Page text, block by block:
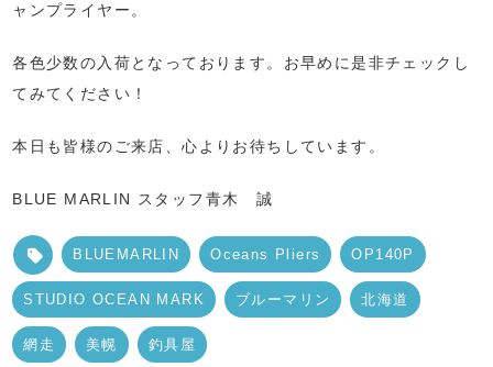
ャンプライヤー。
各色少数の入荷となっております。お早めに是非チェックし
てみてください！
本日も皆様のご来店、心よりお待ちしています。
BLUE MARLIN スタッフ青木 誠
BLUEMARLIN Oceans Pliers OP140P
STUDIO OCEAN MARK ブルーマリン 北海道
網走 美幌 釣具屋